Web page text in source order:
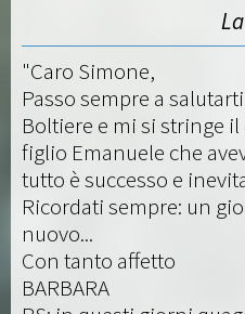
"Caro Simone,
Passo sempre a
Boltiere e mi si stringe
figlio Emanuele che
tutto è successo e
Ricordati sempre: un
nuovo...
Con tanto affetto
BARBARA